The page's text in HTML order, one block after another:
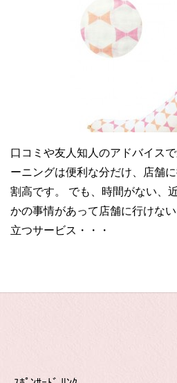
口コミや友人知人のアドバイス
ーニングは便利な分だけ、店舗
割高です。 でも、時間がない、
かの事情があって店舗に行けな
立つサービス・・・